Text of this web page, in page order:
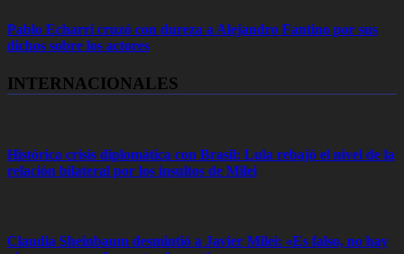
Pablo Echarri cruzó con dureza a Alejandro Fantino por sus
dichos sobre los actores
INTERNACIONALES
Histórica crisis diplomática con Brasil: Lula rebajó el nivel de la
relación bilateral por los insultos de Milei
Claudia Sheinbaum desmintió a Javier Milei: «Es falso, no hay